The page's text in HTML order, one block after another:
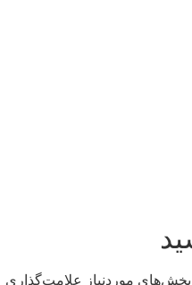
بخش‌های موردنیاز علامت‌گذاری